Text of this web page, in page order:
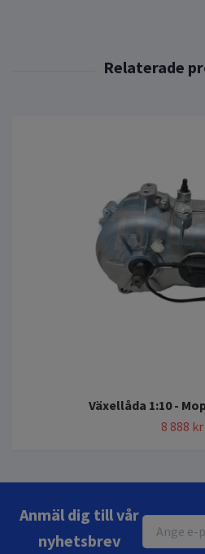
Växellåda 1:10 -
8 888 kr
Anmäl dig till vår
nyhetsbrev